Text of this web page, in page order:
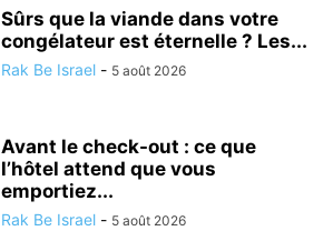
Sûrs que la viande dans votre
congélateur est éternelle ? Les...
Rak Be Israel - 5 août 2026
Avant le check-out : ce que
l’hôtel attend que vous
emportiez...
Rak Be Israel - 5 août 2026